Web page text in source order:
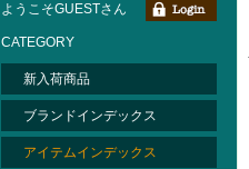
ようこそGUESTさん
CATEGORY
新入荷商品
ブランドインデックス
アイテムインデックス